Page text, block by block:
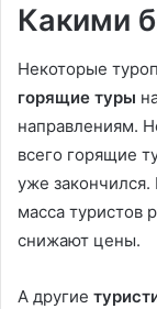
Какими
Некоторые
горящие туры
направлениям.
всего горящие
уже закончился.
масса туристов
снижают цены.
А другие